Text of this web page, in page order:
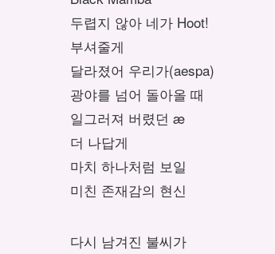
두렵지 않아 네가 Hoot!
부셔줄게
달라졌어 우리가(aespa)
광야를 넘어 돌아올 때
일그러져 버렸던 æ
더 나답게
마치 하나처럼 보일
미친 존재감의 현신
다시 남겨진 불씨가